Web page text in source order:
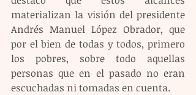
materializan la visión del presidente
Andrés Manuel López Obrador, que
por el bien de todas y todos, primero
los pobres, sobre todo aquellas
personas que en el pasado no eran
escuchadas ni tomadas en cuenta.